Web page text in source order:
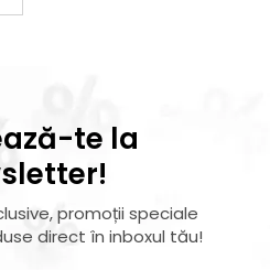
te la
promoții speciale
direct în inboxul tău!